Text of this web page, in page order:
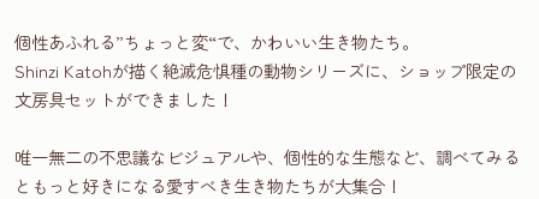
個性あふれる”ちょっと変“で、かわいい生き物たち。
Shinzi Katohが描く絶滅危惧種の動物シリーズに、ショップ限定の
文房具セットができました！
唯一無二の不思議なビジュアルや、個性的な生態など、調べてみる
ともっと好きになる愛すべき生き物たちが大集合！